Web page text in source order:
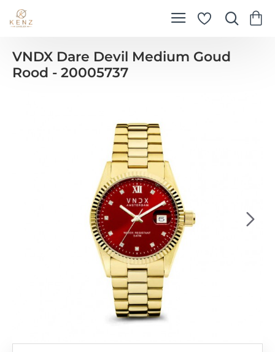
VNDX Dare Devil Medium Goud
Rood - 20005737